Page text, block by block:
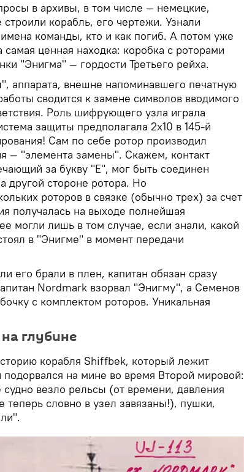
в архивы, в том числе — немецкие,
корабль, его чертежи. Узнали
команды, кто и как погиб. А потом уже
ценная находка: коробка с роторами
"Энигма" — гордости Третьего рейха.
аппарата, внешне напоминавшего печатную
сводится к замене символов вводимого
Роль шифрующего узла играла
защиты предполагала 2x10 в 145-й
Сам по себе ротор производил
— "элемента замены". Скажем, контакт
за букву "E", мог быть соединен
другой стороне ротора. Но
роторов в связке (обычно трех) за счет
получалась на выходе полнейшая
могли лишь в том случае, если знали, какой
в "Энигме" в момент передачи
его брали в плен, капитан обязан сразу
Nordmark взорвал "Энигму", а Семенов
с комплектом роторов. Уникальная
глубине
корабля Shiffbek, который лежит
на мине во время Второй мировой:
везло рельсы (от времени, давления
теперь словно в узел завязаны!), пушки,